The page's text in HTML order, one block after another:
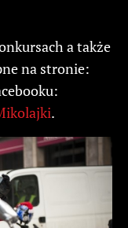
a także
na stronie:
.